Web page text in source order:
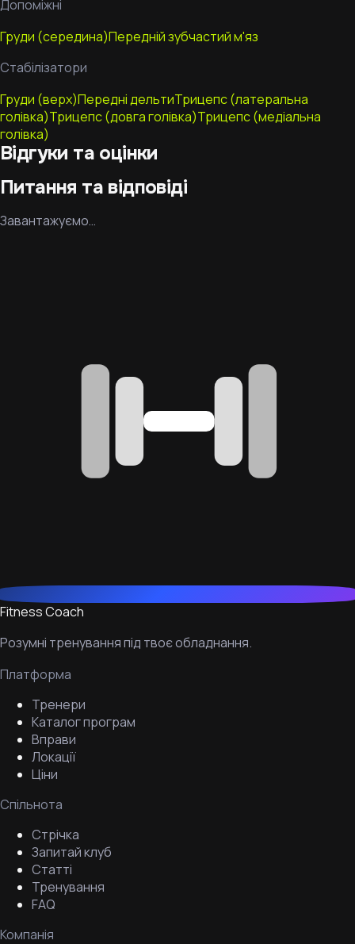
Допоміжні
Груди (середина)Передній зубчастий м'яз
Стабілізатори
Груди (верх)Передні дельтиТрицепс (латеральна
голівка)Трицепс (довга голівка)Трицепс (медіальна
голівка)
Відгуки та оцінки
Питання та відповіді
Завантажуємо…
Fitness Coach
Розумні тренування під твоє обладнання.
Платформа
Тренери
Каталог програм
Вправи
Локації
Ціни
Спільнота
Стрічка
Запитай клуб
Статті
Тренування
FAQ
Компанія